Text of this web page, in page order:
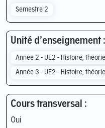
Semestre 2
Unité d’enseignement :
Année 2 - UE2 - Histoire,
Année 3 - UE2 - Histoire,
Cours transversal :
Oui